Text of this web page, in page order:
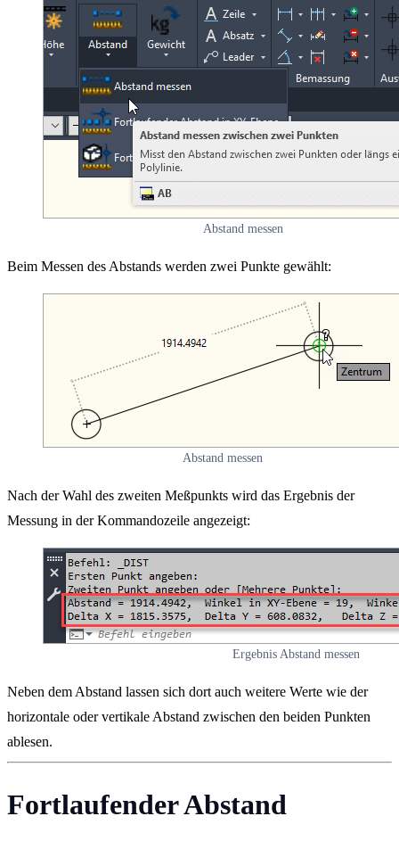
Abstand messen
Beim Messen des Abstands werden zwei Punkte gewählt:
Abstand messen
Nach der Wahl des zweiten Meßpunkts wird das Ergebnis der
Messung in der Kommandozeile angezeigt:
Ergebnis Abstand messen
Neben dem Abstand lassen sich dort auch weitere Werte wie der
horizontale oder vertikale Abstand zwischen den beiden Punkten
ablesen.
Fortlaufender Abstand